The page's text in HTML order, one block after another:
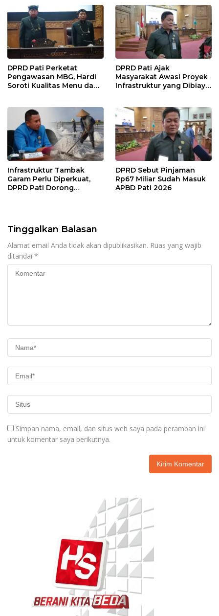
DPRD Pati Perketat
Pengawasan MBG, Hardi
Soroti Kualitas Menu dan
DPRD Pati Ajak
Masyarakat Awasi Proyek
Infrastruktur yang Dibiayai
Infrastruktur Tambak
Garam Perlu Diperkuat,
DPRD Pati Dorong
DPRD Sebut Pinjaman
Rp67 Miliar Sudah Masuk
APBD Pati 2026
Tinggalkan Balasan
Alamat email Anda tidak akan dipublikasikan. Ruas yang wajib
ditandai *
Simpan nama, email, dan situs web saya pada peramban ini
untuk komentar saya berikutnya.